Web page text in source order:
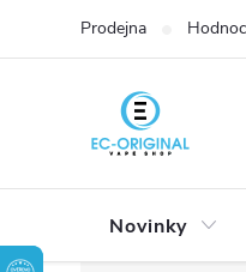
Prodejna
Novinky